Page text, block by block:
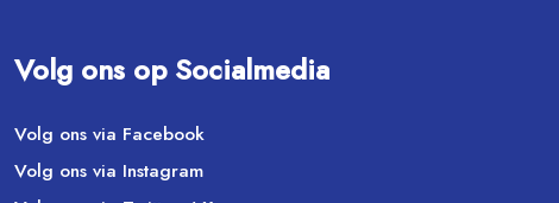
Volg ons op Socialmedia
Volg ons via Facebook
Volg ons via Instagram